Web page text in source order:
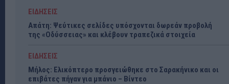
ΕΙΔΗΣΕΙΣ
Απάτη: Ψεύτικες σελίδες υπόσχονται δωρεάν προβολή
της «Οδύσσειας» και κλέβουν τραπεζικά στοιχεία
ΕΙΔΗΣΕΙΣ
Μήλος: Ελικόπτερο προσγειώθηκε στο Σαρακήνικο και οι
επιβάτες πήγαν για μπάνιο – Βίντεο